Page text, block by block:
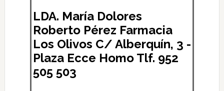
LDA. María Dolores
Roberto Pérez Farmacia
Los Olivos C/ Alberquín, 3 -
Plaza Ecce Homo Tlf. 952
505 503